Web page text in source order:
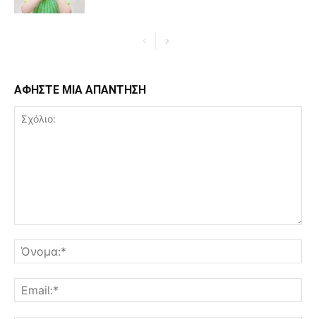
ΑΦΗΣΤΕ ΜΙΑ ΑΠΑΝΤΗΣΗ